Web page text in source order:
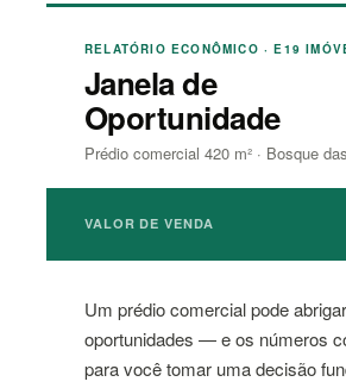
RELATÓRIO ECONÔMICO · E19
Janela de
Oportunidade
Prédio comercial 420 m² · Bosque
VALOR DE VENDA
Um prédio comercial pode
oportunidades — e os números
para você tomar uma decisão